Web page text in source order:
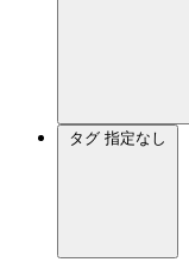
タグ 指定なし